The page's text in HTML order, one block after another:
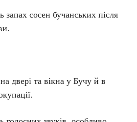
сосен бучанських після
двері та вікна у Бучу й в